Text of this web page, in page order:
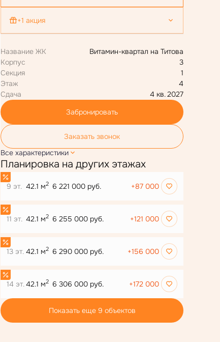
+1 акция
Название ЖК
Витамин-квартал на Титова
Корпус
3
Секция
1
Этаж
4
Сдача
4 кв. 2027
Забронировать
Заказать звонок
Все характеристики
Планировка на других этажах
9 эт. 42.1 м2 6 221 000 руб. +87 000
11 эт. 42.1 м2 6 255 000 руб. +121 000
13 эт. 42.1 м2 6 290 000 руб. +156 000
14 эт. 42.1 м2 6 306 000 руб. +172 000
Показать еще 9 объектов